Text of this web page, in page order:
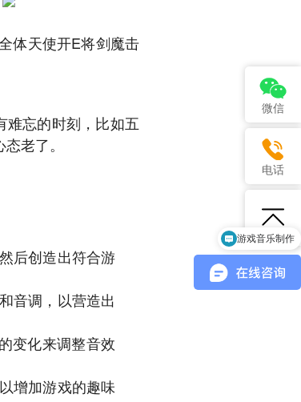
体天使开E将剑魔击
难忘的时刻，比如五
老了。
后创造出符合游
音调，以营造出
变化来调整音效
增加游戏的趣味
微信
电话
游戏音乐制作